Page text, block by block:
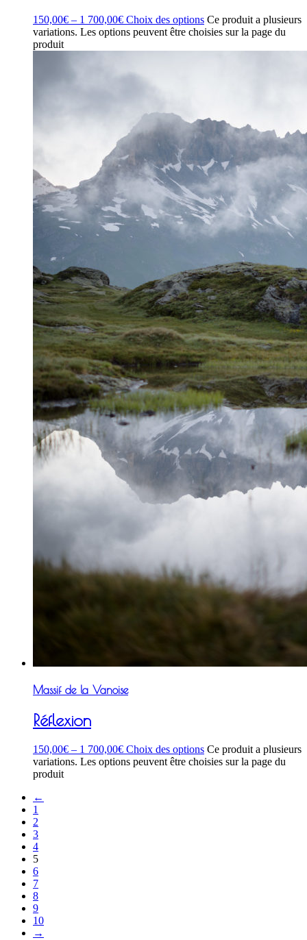
150,00€ – 1 700,00€ Choix des options Ce produit a plusieurs
variations. Les options peuvent être choisies sur la page du
produit
Massif de la Vanoise
Réflexion
150,00€ – 1 700,00€ Choix des options Ce produit a plusieurs
variations. Les options peuvent être choisies sur la page du
produit
←
1
2
3
4
5
6
7
8
9
10
→